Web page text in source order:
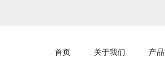
首页 关于我们 产